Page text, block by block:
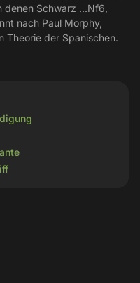
Schwarz ...Nf6,
nach Paul Morphy,
Theorie der Spanischen.